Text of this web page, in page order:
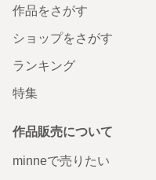
作品をさがす
ショップをさがす
ランキング
特集
作品販売について
minneで売りたい